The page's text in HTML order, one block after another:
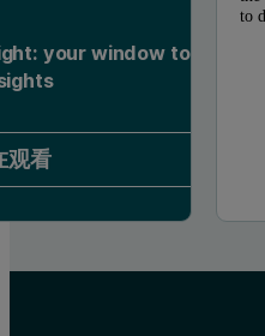
your window to
观看
to